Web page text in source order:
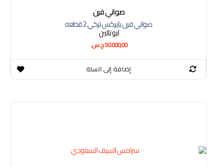
صواني فرن
صواني فرن بايركس تركي 2 قطعه
ابو تالين
50.000,00ج.س.
إضافة إلى السلة